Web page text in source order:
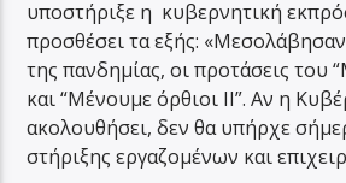
υποστήριξε η κυβερνητική
προσθέσει τα εξής:
της πανδημίας, οι προτάσεις του
και “Μένουμε όρθιοι ΙΙ”. Αν η
ακολουθήσει, δεν θα υπήρχε
στήριξης εργαζομένων και